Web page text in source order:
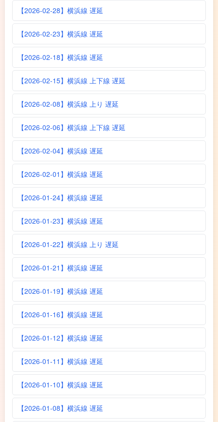
【2026-02-28】横浜線 遅延
【2026-02-23】横浜線 遅延
【2026-02-18】横浜線 遅延
【2026-02-15】横浜線 上下線 遅延
【2026-02-08】横浜線 上り 遅延
【2026-02-06】横浜線 上下線 遅延
【2026-02-04】横浜線 遅延
【2026-02-01】横浜線 遅延
【2026-01-24】横浜線 遅延
【2026-01-23】横浜線 遅延
【2026-01-22】横浜線 上り 遅延
【2026-01-21】横浜線 遅延
【2026-01-19】横浜線 遅延
【2026-01-16】横浜線 遅延
【2026-01-12】横浜線 遅延
【2026-01-11】横浜線 遅延
【2026-01-10】横浜線 遅延
【2026-01-08】横浜線 遅延